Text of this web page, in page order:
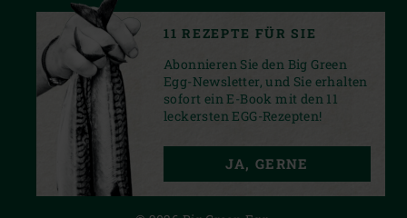
PRIVACY STATEMENT
11 REZEPTE FÜR SIE
Abonnieren Sie den Big Green
Egg-Newsletter, und Sie erhalten
sofort ein E-Book mit den 11
leckersten EGG-Rezepten!
JA, GERNE